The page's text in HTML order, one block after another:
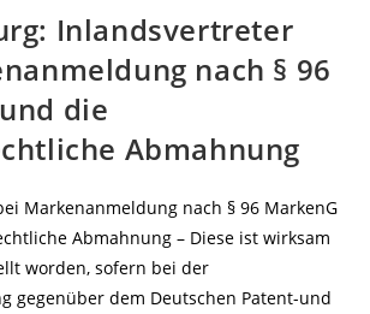
Inlandsvertreter
nach § 96
die
Abmahnung
Markenanmeldung nach § 96 MarkenG
Abmahnung – Diese ist wirksam
worden, sofern bei der
gegenüber dem Deutschen Patent-und